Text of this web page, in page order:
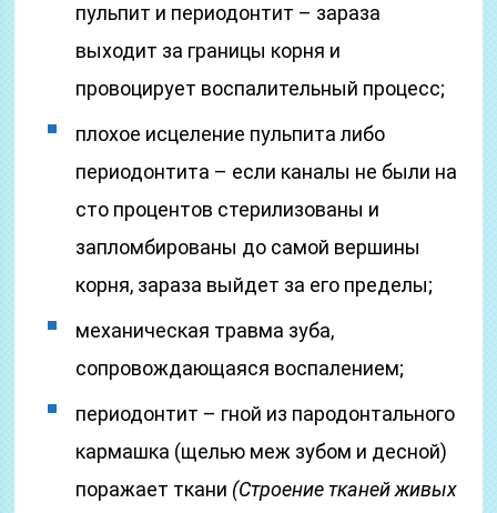
пульпит и периодонтит – зараза
выходит за границы корня и
провоцирует воспалительный процесс;
плохое исцеление пульпита либо
периодонтита – если каналы не были на
сто процентов стерилизованы и
запломбированы до самой вершины
корня, зараза выйдет за его пределы;
механическая травма зуба,
сопровождающаяся воспалением;
периодонтит – гной из пародонтального
кармашка (щелью меж зубом и десной)
поражает ткани (Строение тканей живых